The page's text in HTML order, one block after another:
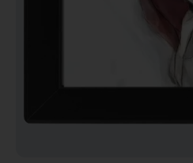
Disney books كتب ديزني